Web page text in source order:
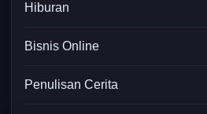
Hiburan
Bisnis Online
Penulisan Cerita